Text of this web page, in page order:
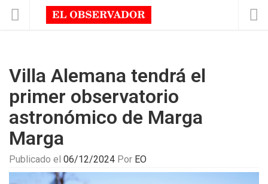
Villa Alemana tendrá el
primer observatorio
astronómico de Marga
Marga
Publicado el 06/12/2024 Por EO